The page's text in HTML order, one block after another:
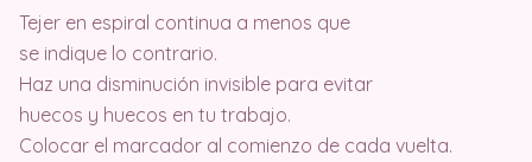
Tejer en espiral continua a menos que
se indique lo contrario.
Haz una disminución invisible para evitar
huecos y huecos en tu trabajo.
Colocar el marcador al comienzo de cada vuelta.